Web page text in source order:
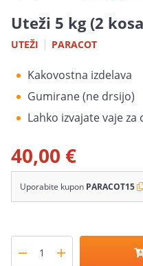
Uteži 5 kg (2
UTEŽI | PARACOT
Kakovostna izdelava
Gumirane (ne drsijo)
Lahko izvajate vaje za
40,00 €
Uporabite kupon PARACOT15